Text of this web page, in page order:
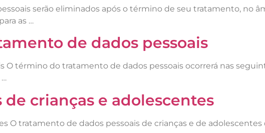
serão eliminados após o término de seu tratamento, no
as …
de dados pessoais
O término do tratamento de dados pessoais ocorrerá nas
…
de crianças e adolescentes
O tratamento de dados pessoais de crianças e de adolescentes